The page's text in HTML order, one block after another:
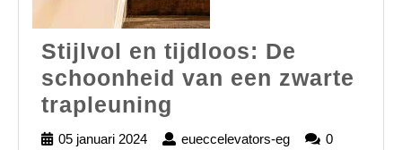
Stijlvol en tijdloos: De
schoonheid van een zwarte
trapleuning
en
05 januari 2024
05
eueccelevators-eg
eueccelevators-
0